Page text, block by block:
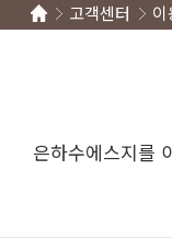
고객센터
은하수에스지를